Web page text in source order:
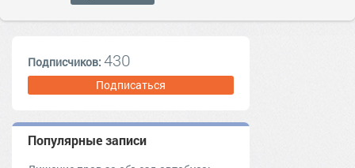
Подписчиков: 430
Подписаться
Популярные записи